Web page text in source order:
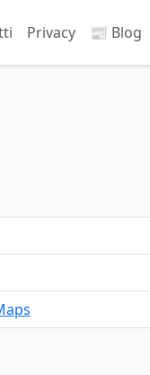
Privacy 📰 Blog